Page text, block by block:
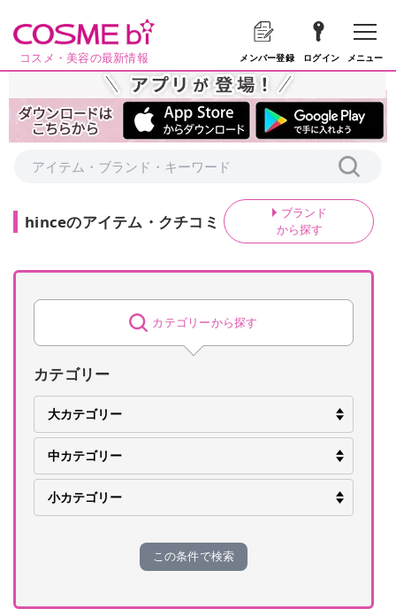
コスメ・美容の最新情報 メンバー登録 ログイン メニュー
hinceのアイテム・クチコミ
ブランド
から探す
カテゴリーから探す
カテゴリー
この条件で検索